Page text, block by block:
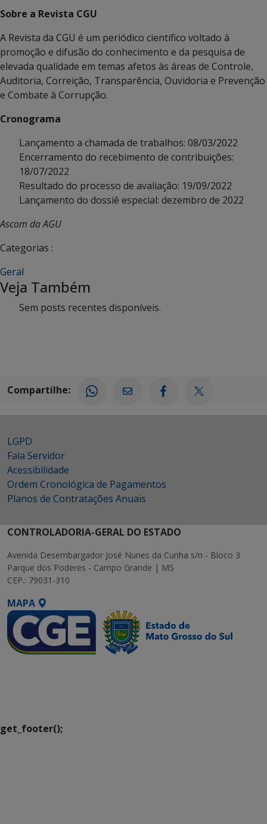
Sobre a Revista CGU
A Revista da CGU é um periódico científico voltado à
promoção e difusão do conhecimento e da pesquisa de
elevada qualidade em temas afetos às áreas de Controle,
Auditoria, Correição, Transparência, Ouvidoria e Prevenção
e Combate à Corrupção.
Cronograma​​​
Lançamento a chamada de trabalhos: 08/03/2022
Encerramento do recebimento de contribuições:
18/07/2022
Resultado do processo de avaliação: 19/09/2022
Lançamento do dossiê especial: dezembro de 2022
Ascom da AGU
Categorias :
Geral
Veja Também
Sem posts recentes disponíveis.
Compartilhe:
LGPD
Fala Servidor
Acessibilidade
Ordem Cronológica de Pagamentos
Planos de Contratações Anuais
CONTROLADORIA-GERAL DO ESTADO
Avenida Desembargador José Nunes da Cunha s/n - Bloco 3
Parque dos Poderes - Campo Grande | MS
CEP.: 79031-310
MAPA
get_footer();